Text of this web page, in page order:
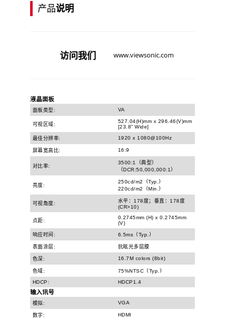
产品说明
访问我们 www.viewsonic.com
液晶面板
面板类型: VA
可视区域:
527.04(H)mm x 296.46(V)mm
[23.8” Wide]
最佳分辨率: 1920 x 1080@100Hz
屏幕宽高比: 16:9
对比率:
3500:1（典型）
（DCR:50,000,000:1）
亮度:
250cd/m2（Typ.）
220cd/m2（Min.）
可视角度:
水平：178度；垂直：178度
(CR>10)
点距:
0.2745mm (H) x 0.2745mm
(V)
响应时间: 6.5ms（Typ.）
表面涂层: 抗眩光多层膜
色深: 16.7M colors (8bit)
色域:
75%NTSC（Typ.）
HDCP:
HDCP1.4
输入讯号
模拟: VGA
数字: HDMI